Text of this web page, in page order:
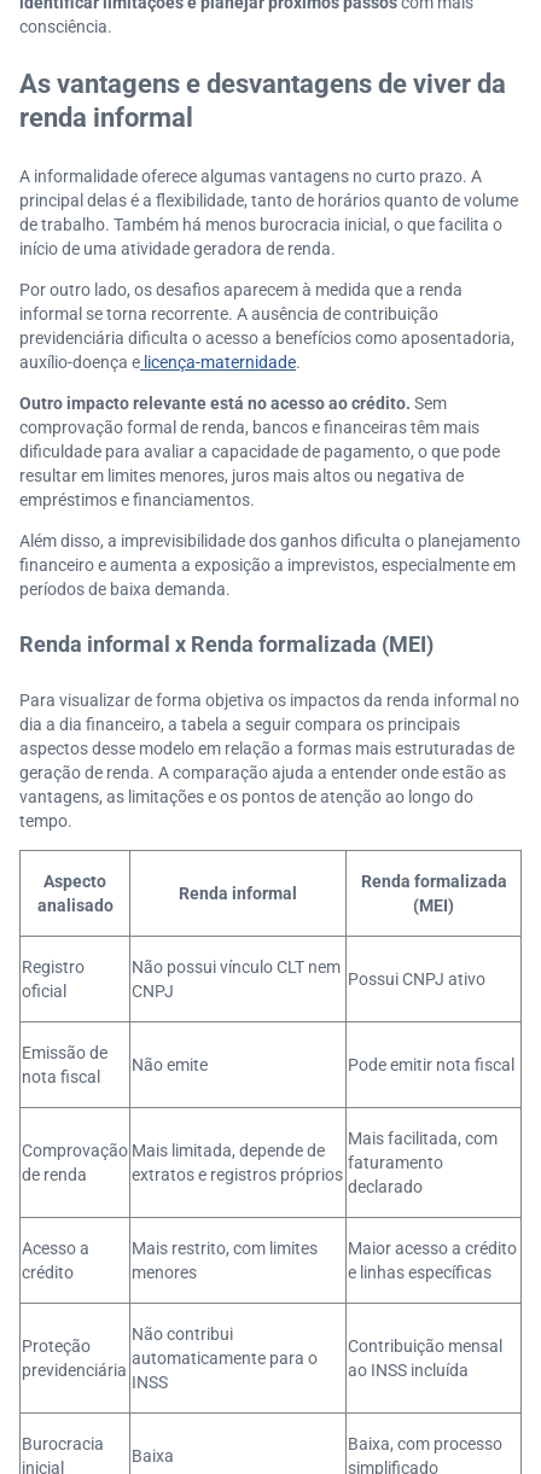
consciência.
As vantagens e desvantagens de viver da
renda informal
A informalidade oferece algumas vantagens no curto prazo. A
principal delas é a flexibilidade, tanto de horários quanto de volume
de trabalho. Também há menos burocracia inicial, o que facilita o
início de uma atividade geradora de renda.
Por outro lado, os desafios aparecem à medida que a renda
informal se torna recorrente. A ausência de contribuição
previdenciária dificulta o acesso a benefícios como aposentadoria,
auxílio-doença e licença-maternidade.
Outro impacto relevante está no acesso ao crédito. Sem
comprovação formal de renda, bancos e financeiras têm mais
dificuldade para avaliar a capacidade de pagamento, o que pode
resultar em limites menores, juros mais altos ou negativa de
empréstimos e financiamentos.
Além disso, a imprevisibilidade dos ganhos dificulta o planejamento
financeiro e aumenta a exposição a imprevistos, especialmente em
períodos de baixa demanda.
Renda informal x Renda formalizada (MEI)
Para visualizar de forma objetiva os impactos da renda informal no
dia a dia financeiro, a tabela a seguir compara os principais
aspectos desse modelo em relação a formas mais estruturadas de
geração de renda. A comparação ajuda a entender onde estão as
vantagens, as limitações e os pontos de atenção ao longo do
tempo.
Aspecto
analisado
Renda informal
Renda formalizada
(MEI)
Registro
oficial
Não possui vínculo CLT nem
CNPJ
Possui CNPJ ativo
Emissão de
nota fiscal
Não emite Pode emitir nota fiscal
Comprovação
de renda
Mais limitada, depende de
extratos e registros próprios
Mais facilitada, com
faturamento
declarado
Acesso a
crédito
Mais restrito, com limites
menores
Maior acesso a crédito
e linhas específicas
Proteção
previdenciária
Não contribui
automaticamente para o
INSS
Contribuição mensal
ao INSS incluída
Burocracia
inicial
Baixa
Baixa, com processo
simplificado